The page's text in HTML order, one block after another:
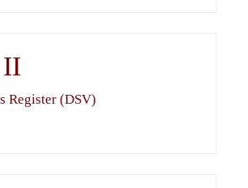
II
Register (DSV)